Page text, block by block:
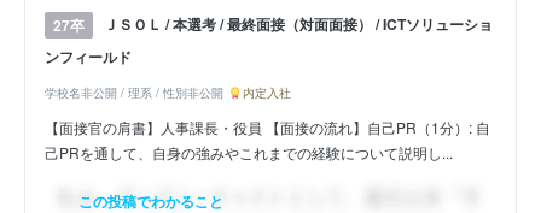
27卒
ＪＳＯＬ / 本選考 / 最終面接（対面面接） / ICTソリューショ
ンフィールド
学校名非公開 / 理系 / 性別非公開 内定入社
【面接官の肩書】人事課長・役員 【面接の流れ】自己PR（1分）: 自
己PRを通して、自身の強みやこれまでの経験について説明し...
この投稿でわかること